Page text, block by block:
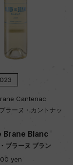
Cantenac
ラーヌ・カントナッ
Brane Blanc
ブラーヌ ブラン
yen